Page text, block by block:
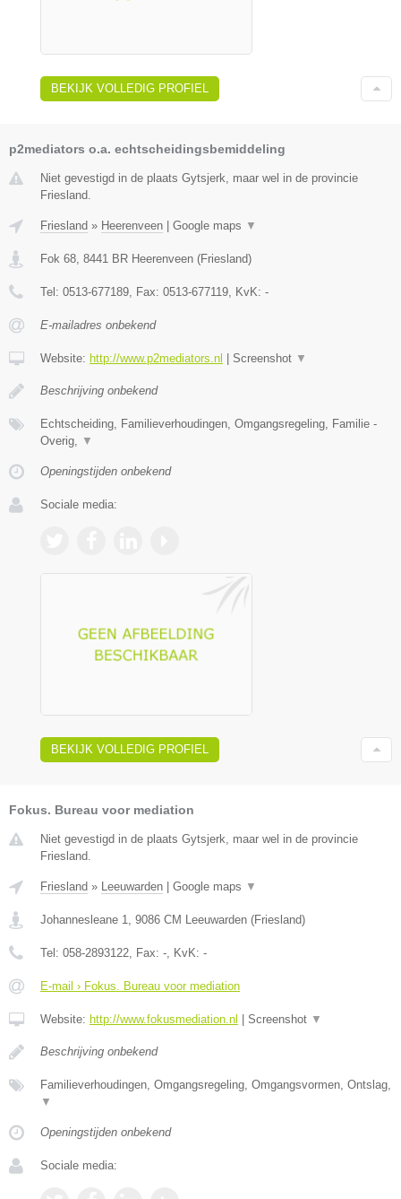
BEKIJK VOLLEDIG PROFIEL
p2mediators o.a. echtscheidingsbemiddeling
Niet gevestigd in de plaats Gytsjerk, maar wel in de provincie
Friesland.
Friesland » Heerenveen Google maps ▼
Fok 68, 8441 BR Heerenveen (Friesland)
Tel: 0513-677189, Fax: 0513-677119, KvK: -
E-mailadres onbekend
Website: http://www.p2mediators.nl Screenshot ▼
Beschrijving onbekend
Echtscheiding, Familieverhoudingen, Omgangsregeling, Familie -
Overig, ▼
Openingstijden onbekend
Sociale media:
BEKIJK VOLLEDIG PROFIEL
Fokus. Bureau voor mediation
Niet gevestigd in de plaats Gytsjerk, maar wel in de provincie
Friesland.
Friesland » Leeuwarden Google maps ▼
Johannesleane 1 9086 CM Leeuwarden (Friesland)
Tel: 058-2893122 , Fax: - , KvK: -
E-mail › Fokus. Bureau voor mediation
Website: http://www.fokusmediation.nl Screenshot ▼
Beschrijving onbekend
Familieverhoudingen, Omgangsregeling, Omgangsvormen, Ontslag,
▼
Openingstijden onbekend
Sociale media: